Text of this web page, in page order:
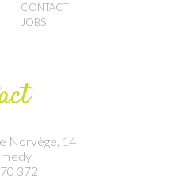
CONTACT
JOBS
Norvège, 14
372